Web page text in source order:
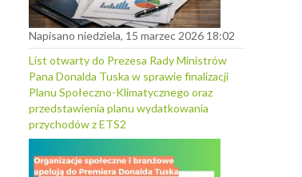
Napisano niedziela, 15 marzec 2026 18:02
List otwarty do Prezesa Rady Ministrów
Pana Donalda Tuska w sprawie finalizacji
Planu Społeczno-Klimatycznego oraz
przedstawienia planu wydatkowania
przychodów z ETS2